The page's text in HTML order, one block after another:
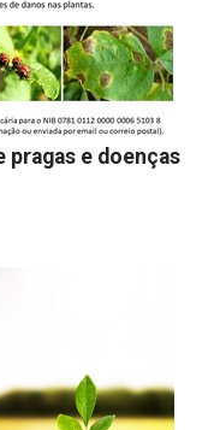
pragas e doenças